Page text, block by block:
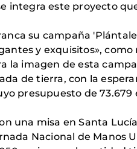
integra este proyecto
su campaña
y exquisitos»,
la imagen de esta
de tierra, con la
presupuesto de
misa en Santa Lucía
Nacional de Manos